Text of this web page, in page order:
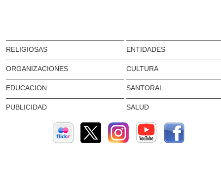
RELIGIOSAS ENTIDADES
ORGANIZACIONES CULTURA
EDUCACION SANTORAL
PUBLICIDAD SALUD